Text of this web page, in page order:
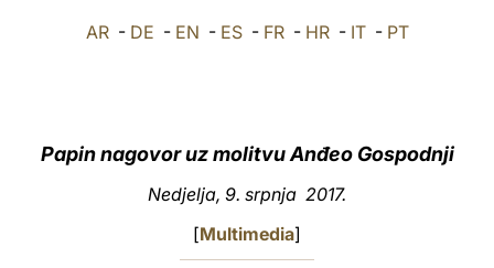
العربيّة AR- DE - EN - ES- FR- HR- IT- PT
Papin nagovor uz molitvu Anđeo Gospodnji
Nedjelja, 9. srpnja 2017.
[Multimedia]